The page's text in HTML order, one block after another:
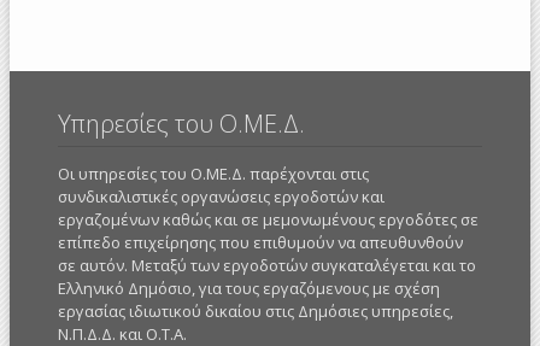
Υπηρεσίες του Ο.ΜΕ.Δ.
Οι υπηρεσίες του Ο.ΜΕ.Δ. παρέχονται στις
συνδικαλιστικές οργανώσεις εργοδοτών και
εργαζομένων καθώς και σε μεμονωμένους εργοδότες σε
επίπεδο επιχείρησης που επιθυμούν να απευθυνθούν
σε αυτόν. Μεταξύ των εργοδοτών συγκαταλέγεται και το
Ελληνικό Δημόσιο, για τους εργαζόμενους με σχέση
εργασίας ιδιωτικού δικαίου στις Δημόσιες υπηρεσίες,
Ν.Π.Δ.Δ. και Ο.Τ.Α.